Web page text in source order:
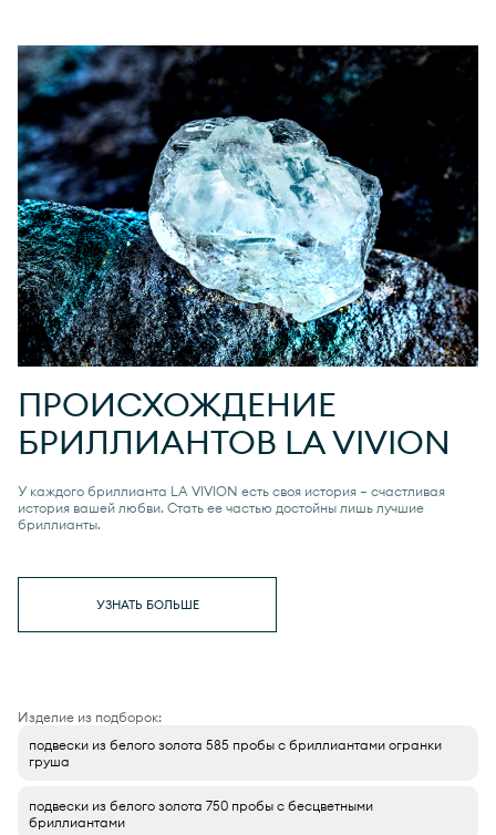
ПРОИСХОЖДЕНИЕ
БРИЛЛИАНТОВ LA VIVION
У каждого бриллианта LA VIVION есть своя история — счастливая
история вашей любви. Стать ее частью достойны лишь лучшие
бриллианты.
УЗНАТЬ БОЛЬШЕ
Изделие из подборок:
подвески из белого золота 585 пробы с бриллиантами огранки
груша
подвески из белого золота 750 пробы с бесцветными
бриллиантами